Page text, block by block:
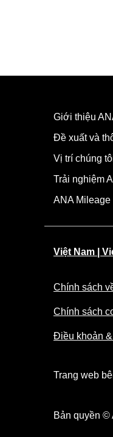
Giới thiệu
Đề xuất và
Vị trí chúng
Trải nghiệm
ANA Mileage
Việt Nam |
Chính sách
Chính sách
Điều khoản
Trang web
Bản quyền ©